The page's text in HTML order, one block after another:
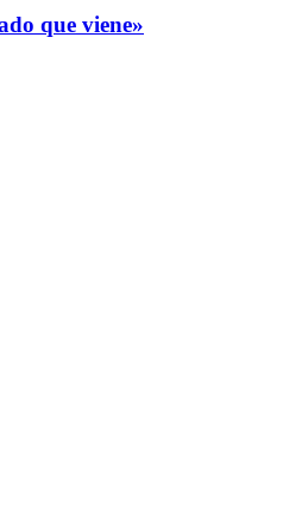
que viene»